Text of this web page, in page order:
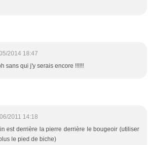
2014 18:47
sans qui j'y serais encore !!!!!!
2011 14:18
est derrière la pierre derrière le bougeoir (utiliser
le pied de biche)